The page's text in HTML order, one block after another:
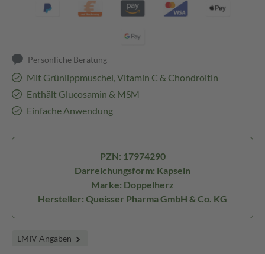
Persönliche Beratung
Mit Grünlippmuschel, Vitamin C & Chondroitin
Enthält Glucosamin & MSM
Einfache Anwendung
PZN: 17974290
Darreichungsform: Kapseln
Marke: Doppelherz
Hersteller: Queisser Pharma GmbH & Co. KG
LMIV Angaben